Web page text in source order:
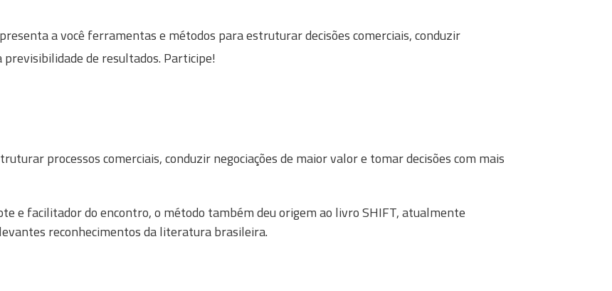
a você ferramentas e métodos para estruturar decisões comerciais, conduzir
previsibilidade de resultados. Participe!
processos comerciais, conduzir negociações de maior valor e tomar decisões com mais
e facilitador do encontro, o método também deu origem ao livro SHIFT, atualmente
reconhecimentos da literatura brasileira.